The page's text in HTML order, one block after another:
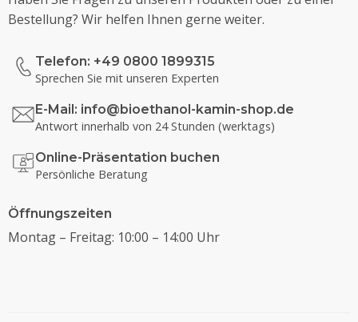
Bestellung? Wir helfen Ihnen gerne weiter.
Telefon: +49 0800 1899315
Sprechen Sie mit unseren Experten
E-Mail: info@bioethanol-kamin-shop.de
Antwort innerhalb von 24 Stunden (werktags)
Online-Präsentation buchen
Persönliche Beratung
Öffnungszeiten
Montag – Freitag: 10:00 – 14:00 Uhr